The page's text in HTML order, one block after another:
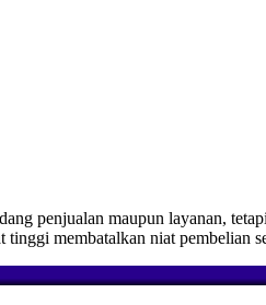
penjualan maupun layanan,
membatalkan niat pembelian